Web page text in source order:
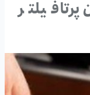
پرتافیلتر